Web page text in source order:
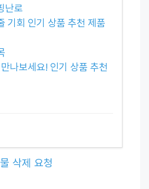
난로
기회 인기 상품 추천 제품
나보세요! 인기 상품 추천
삭제 요청